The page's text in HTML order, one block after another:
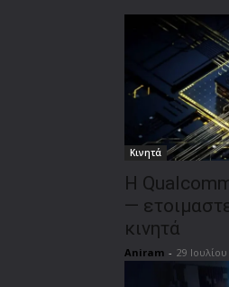
Κινητά
Η
—
κινητά
Aniram - 29